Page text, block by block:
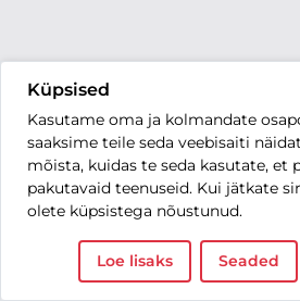
Küpsised
Kasutame oma ja kolmandate
saaksime teile seda veebisaiti
mõista, kuidas te seda kasutate, et
pakutavaid teenuseid. Kui jätkate
olete küpsistega nõustunud.
Loe lisaks Seaded